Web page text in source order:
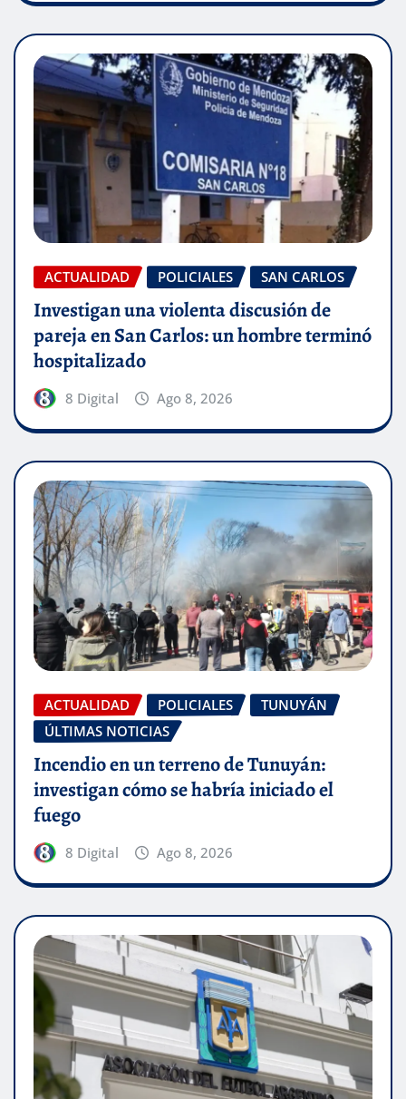
ACTUALIDAD POLICIALES SAN CARLOS
Investigan una violenta discusión de
pareja en San Carlos: un hombre terminó
hospitalizado
8 Digital Ago 8, 2026
ACTUALIDAD POLICIALES
TUNUYÁN
ÚLTIMAS NOTICIAS
Incendio en un terreno de Tunuyán:
investigan cómo se habría iniciado el
fuego
8 Digital Ago 8, 2026